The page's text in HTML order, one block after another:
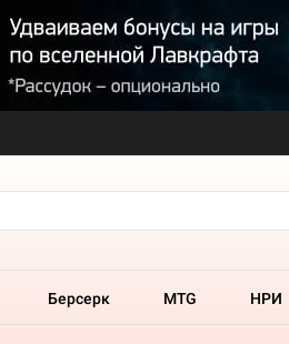
Берсерк MTG НРИ